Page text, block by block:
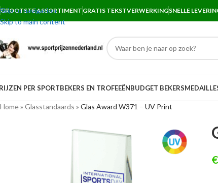
Skip to navigation
Skip to main content
GROOTSTE ASSORTIMENT GRATIS TEKSTVERWERKINGSNELLE
PER SPORTBEKERS EN TROFEEËNBUDGET BEKERS
Home» Glasstandaards » Glas Award W371 – UV Print
€